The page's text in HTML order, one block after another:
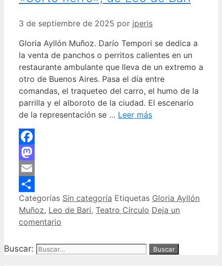
3 de septiembre de 2025 por jperis
Gloria Ayllón Muñoz. Darío Tempori se dedica a
la venta de panchos o perritos calientes en un
restaurante ambulante que lleva de un extremo a
otro de Buenos Aires. Pasa el día entre
comandas, el traqueteo del carro, el humo de la
parrilla y el alboroto de la ciudad. El escenario
de la representación se … Leer más
Facebook
Mastodon
Email
Compartir
Categorías Sin categoría Etiquetas Gloria Ayllón
Muñoz, Leo de Bari, Teatro Círculo Deja un
comentario
Buscar: